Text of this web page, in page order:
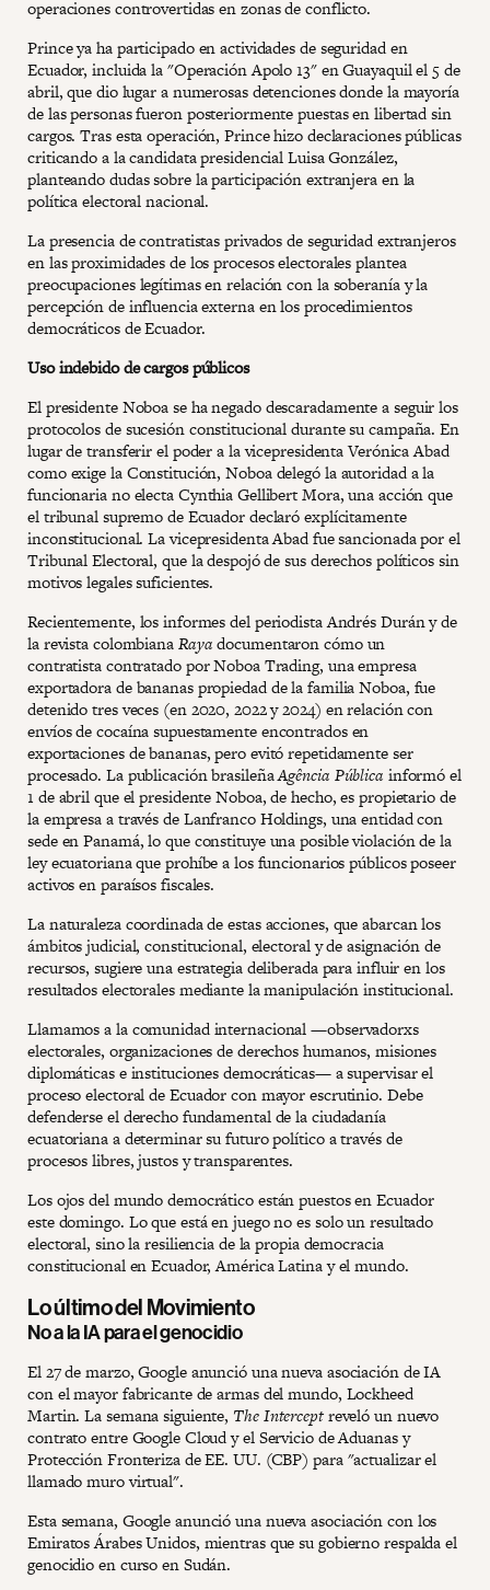
operaciones controvertidas en zonas de conflicto.
Prince ya ha participado en actividades de seguridad en
Ecuador, incluida la "Operación Apolo 13" en Guayaquil el 5 de
abril, que dio lugar a numerosas detenciones donde la mayoría
de las personas fueron posteriormente puestas en libertad sin
cargos. Tras esta operación, Prince hizo declaraciones públicas
criticando a la candidata presidencial Luisa González,
planteando dudas sobre la participación extranjera en la
política electoral nacional.
La presencia de contratistas privados de seguridad extranjeros
en las proximidades de los procesos electorales plantea
preocupaciones legítimas en relación con la soberanía y la
percepción de influencia externa en los procedimientos
democráticos de Ecuador.
Uso indebido de cargos públicos
El presidente Noboa se ha negado descaradamente a seguir los
protocolos de sucesión constitucional durante su campaña. En
lugar de transferir el poder a la vicepresidenta Verónica Abad
como exige la Constitución, Noboa delegó la autoridad a la
funcionaria no electa Cynthia Gellibert Mora, una acción que
el tribunal supremo de Ecuador declaró explícitamente
inconstitucional. La vicepresidenta Abad fue sancionada por el
Tribunal Electoral, que la despojó de sus derechos políticos sin
motivos legales suficientes.
Recientemente, los informes del periodista Andrés Durán y de
la revista colombianaRayadocumentaron cómo un
contratista contratado por Noboa Trading, una empresa
exportadora de bananas propiedad de la familia Noboa, fue
detenido tres veces (en 2020, 2022 y 2024) en relación con
envíos de cocaína supuestamente encontrados en
exportaciones de bananas, pero evitó repetidamente ser
procesado. La publicación brasileñaAgência Pública informó el
1 de abril que el presidente Noboa, de hecho, es propietario de
la empresa a través de Lanfranco Holdings, una entidad con
sede en Panamá, lo que constituye una posible violación de la
ley ecuatoriana que prohíbe a los funcionarios públicos poseer
activos en paraísos fiscales.
La naturaleza coordinada de estas acciones, que abarcan los
ámbitos judicial, constitucional, electoral y de asignación de
recursos, sugiere una estrategia deliberada para influir en los
resultados electorales mediante la manipulación institucional.
Llamamos a la comunidad internacional —observadorxs
electorales, organizaciones de derechos humanos, misiones
diplomáticas e instituciones democráticas— a supervisar el
proceso electoral de Ecuador con mayor escrutinio. Debe
defenderse el derecho fundamental de la ciudadanía
ecuatoriana a determinar su futuro político a través de
procesos libres, justos y transparentes.
Los ojos del mundo democrático están puestos en Ecuador
este domingo. Lo que está en juego no es solo un resultado
electoral, sino la resiliencia de la propia democracia
constitucional en Ecuador, América Latina y el mundo.
Lo último del Movimiento
No a la IA para el genocidio
El 27 de marzo, Google anunció una nueva asociación de IA
con el mayor fabricante de armas del mundo, Lockheed
Martin. La semana siguiente, The Interceptreveló un nuevo
contrato entre Google Cloud y el Servicio de Aduanas y
Protección Fronteriza de EE. UU. (CBP) para "actualizar el
llamado muro virtual".
Esta semana, Google anunció una nueva asociación con los
Emiratos Árabes Unidos, mientras que su gobierno respalda el
genocidio en curso en Sudán.